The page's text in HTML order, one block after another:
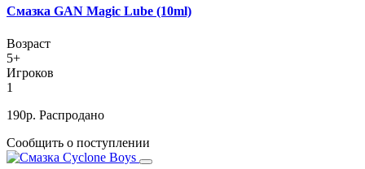
Смазка GAN Magic Lube (10ml)
Возраст
5+
Игроков
1
190р. Распродано
Сообщить о поступлении